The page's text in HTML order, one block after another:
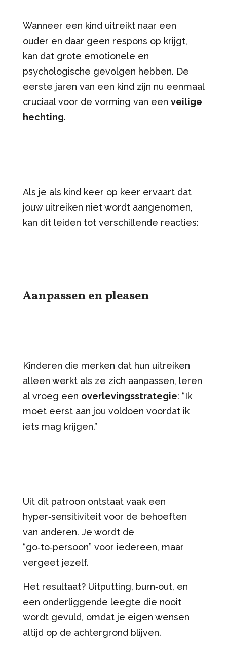
Wanneer een kind uitreikt naar een
ouder en daar geen respons op krijgt,
kan dat grote emotionele en
psychologische gevolgen hebben. De
eerste jaren van een kind zijn nu eenmaal
cruciaal voor de vorming van een veilige
hechting.
Als je als kind keer op keer ervaart dat
jouw uitreiken niet wordt aangenomen,
kan dit leiden tot verschillende reacties:
Aanpassen en pleasen
Kinderen die merken dat hun uitreiken
alleen werkt als ze zich aanpassen, leren
al vroeg een overlevingsstrategie: “Ik
moet eerst aan jou voldoen voordat ik
iets mag krijgen.”
Uit dit patroon ontstaat vaak een
hyper‑sensitiviteit voor de behoeften
van anderen. Je wordt de
“go‑to‑persoon” voor iedereen, maar
vergeet jezelf.
Het resultaat? Uitputting, burn‑out, en
een onderliggende leegte die nooit
wordt gevuld, omdat je eigen wensen
altijd op de achtergrond blijven.